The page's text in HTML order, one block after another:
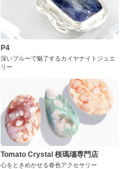
P4
深いブルーで魅了するカイヤナイトジュエ
リー
Tomato Crystal 桜瑪瑙専門店
心をときめかせる春色アクセサリー